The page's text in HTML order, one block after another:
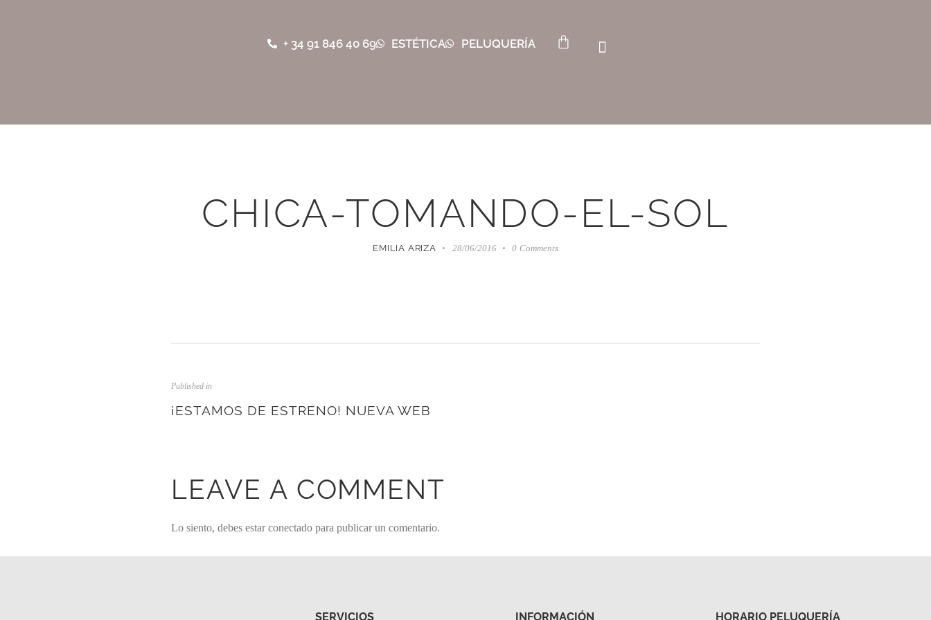
+ 34 91 846 40 69 ESTÉTICA PELUQUERÍA
CHICA-TOMANDO-EL-SOL
EMILIA ARIZA 28/06/2016 0 Comments
Published in
¡ESTAMOS DE ESTRENO! NUEVA WEB
LEAVE A COMMENT
Lo siento, debes estarconectado para publicar un comentario.
SERVICIOS INFORMACIÓN HORARIO PELUQUERÍA